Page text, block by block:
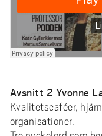
Avsnitt 2 Yvonne
Kvalitetscaféer,
organisationer.